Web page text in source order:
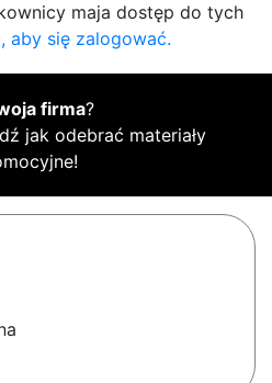
maja dostęp do tych
aby się zalogować.
firma?
jak odebrać materiały